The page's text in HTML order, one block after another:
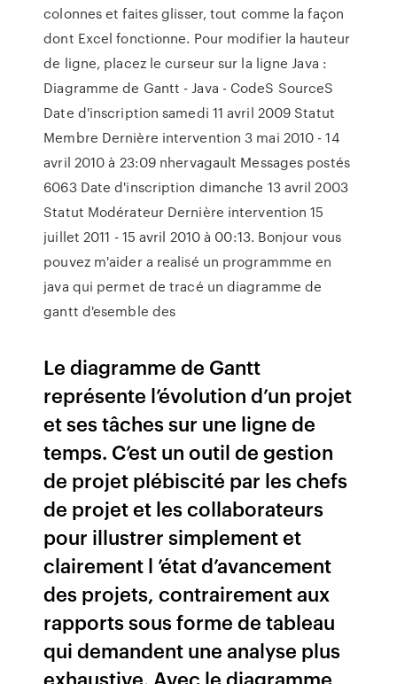
colonnes et faites glisser, tout comme la façon
dont Excel fonctionne. Pour modifier la hauteur
de ligne, placez le curseur sur la ligne Java :
Diagramme de Gantt - Java - CodeS SourceS
Date d'inscription samedi 11 avril 2009 Statut
Membre Dernière intervention 3 mai 2010 - 14
avril 2010 à 23:09 nhervagault Messages postés
6063 Date d'inscription dimanche 13 avril 2003
Statut Modérateur Dernière intervention 15
juillet 2011 - 15 avril 2010 à 00:13. Bonjour vous
pouvez m'aider a realisé un programmme en
java qui permet de tracé un diagramme de
gantt d'esemble des
Le diagramme de Gantt
représente l’évolution d’un projet
et ses tâches sur une ligne de
temps. C’est un outil de gestion
de projet plébiscité par les chefs
de projet et les collaborateurs
pour illustrer simplement et
clairement l ’état d’avancement
des projets, contrairement aux
rapports sous forme de tableau
qui demandent une analyse plus
exhaustive. Avec le diagramme